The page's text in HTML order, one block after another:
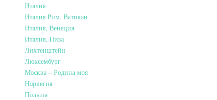
Италия
Италия Рим, Ватикан
Италия, Венеция
Италия, Пиза
Лихтенштейн
Люксембург
Москва – Родина моя
Норвегия
Польша